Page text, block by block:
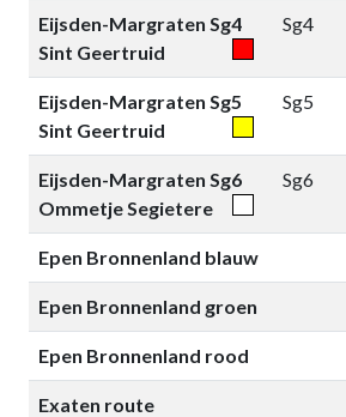
Eijsden-Margraten Sg4
Sint Geertruid
Sg4
Eijsden-Margraten Sg5
Sint Geertruid
Sg5
Eijsden-Margraten Sg6
Ommetje Segietere
Sg6
Epen Bronnenland blauw
Epen Bronnenland groen
Epen Bronnenland rood
Exaten route